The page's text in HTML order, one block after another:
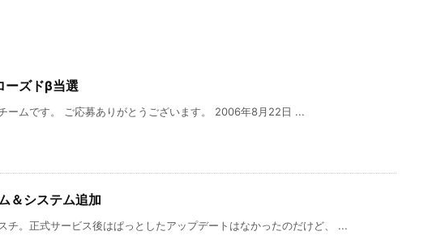
ーズドβ当選
ームです。 ご応募ありがとうございます。 2006年8月22日 ...
＆システム追加
チ。正式サービス後はぱっとしたアップデートはなかったのだけど、 ...